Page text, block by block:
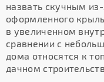
назвать скучным
оформленного
в увеличенном
сравнении с
дома относятся к
дачном